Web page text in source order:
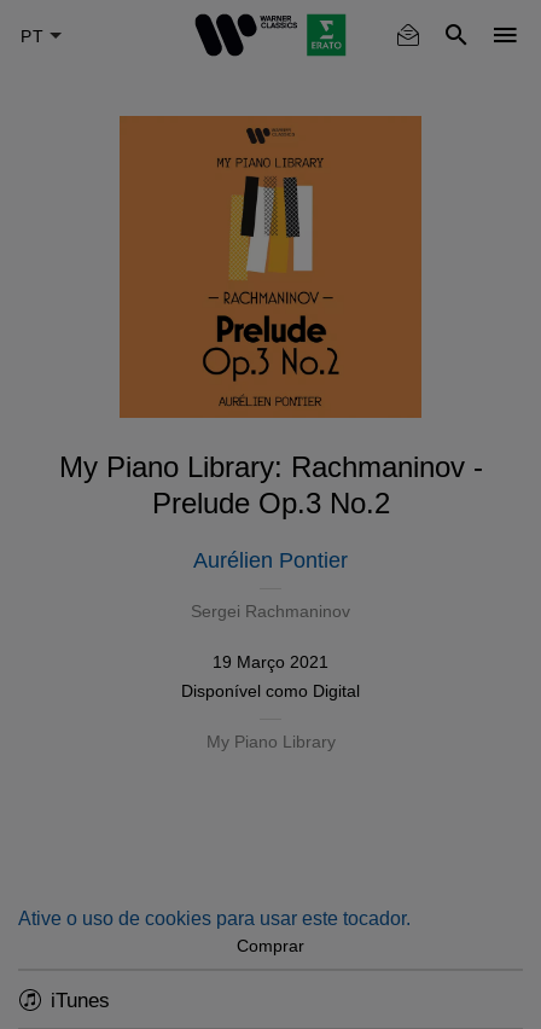
My Piano Library: Rachmaninov -
Prelude Op.3 No.2
Aurélien Pontier
Sergei Rachmaninov
19 Março 2021
Disponível como Digital
My Piano Library
Ative o uso de cookies para usar este tocador.
Comprar
iTunes